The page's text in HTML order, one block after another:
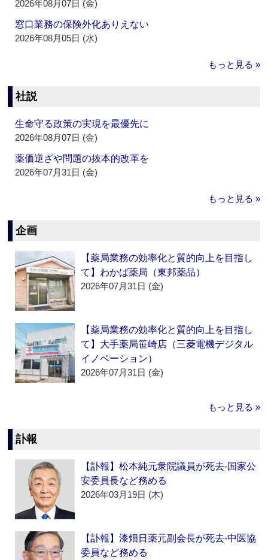
2026年08月07日 (金)
窓口業務の保険外化ありえない
2026年08月05日 (水)
もっと見る »
社説
生命守る政策の実現を最優先に
2026年08月07日 (金)
薬価逆ざや問題の抜本的改革を
2026年07月31日 (金)
もっと見る »
企画
【薬局業務の効率化と質的向上を目指し
て】わかば薬局（東邦薬品）
2026年07月31日 (金)
【薬局業務の効率化と質的向上を目指し
て】大手薬局笹崎店（三菱電機デジタル
イノベーション）
2026年07月31日 (金)
もっと見る »
訃報
【訃報】松本純元衆院議員が死去‐国家公
安委員長など務める
2026年03月19日 (木)
【訃報】漆畑日薬元副会長が死去‐中医協
委員など務める